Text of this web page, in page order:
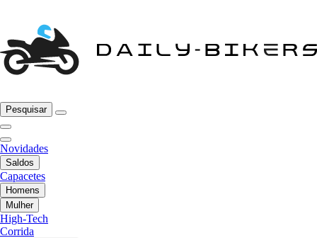
Pesquisar
Novidades
Saldos
Capacetes
Homens
Mulher
High-Tech
Corrida